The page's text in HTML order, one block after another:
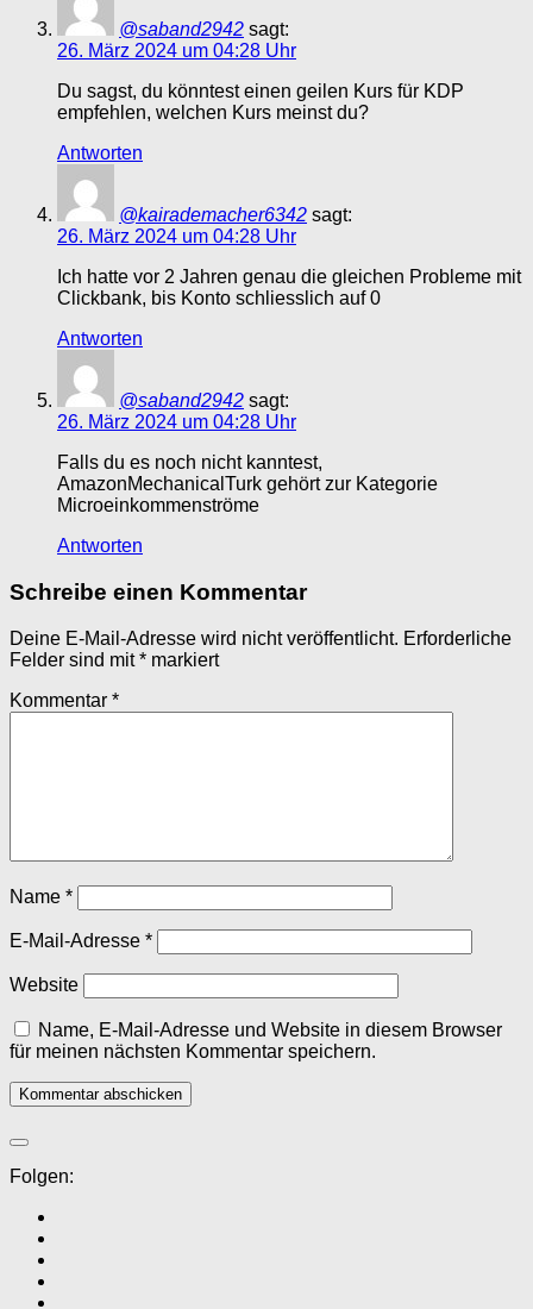
@saband2942 sagt:
26. März 2024 um 04:28 Uhr
Du sagst, du könntest einen geilen Kurs für KDP
empfehlen, welchen Kurs meinst du?
Antworten
@kairademacher6342 sagt:
26. März 2024 um 04:28 Uhr
Ich hatte vor 2 Jahren genau die gleichen Probleme mit
Clickbank, bis Konto schliesslich auf 0
Antworten
@saband2942 sagt:
26. März 2024 um 04:28 Uhr
Falls du es noch nicht kanntest,
AmazonMechanicalTurk gehört zur Kategorie
Microeinkommenströme
Antworten
Schreibe einen Kommentar
Deine E-Mail-Adresse wird nicht veröffentlicht. Erforderliche
Felder sind mit* markiert
Kommentar *
Name *
E-Mail-Adresse *
Website
Name, E-Mail-Adresse und Website in diesem Browser
für meinen nächsten Kommentar speichern.
Folgen: